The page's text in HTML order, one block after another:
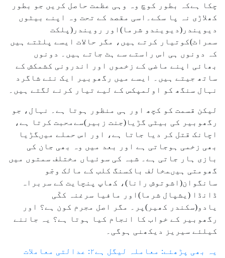
چکا ہےکہ بطور کوچ وہ وہی عظمت حاصل کریں جو بطور
کھلاڑی نہ پا سکے۔اسی مقصد کے تحت وہ اپنے بیٹوں
دیویندر(دیویندو شرما)اور رویندر(پلکت
سمراٹ)کوتیار کرتے ہیں، مگر حالات ایسے پلٹتے ہیں
کہ دونوں ہی اس راستے سے ہٹ جاتے ہیں۔ دونوں
بھائی اپنے ماضی کے زخموں اور اندرونی کشمکش کے
ساتھ جیتے ہیں۔ ایسے میں رگھوبیر ایک نئے شاگرد
نہال سنگھ کو اولمپکس کے لیے تیار کرنے لگتے ہیں۔
لیکن قسمت کو کچھ اور ہی منظور ہوتا ہے۔ نہال، جو
رگھوبیر کی بیٹی گڑیا(جنت زبیر)سےمحبت کرتا ہے،
اچانک قتل کر دیا جاتا ہے، اور اس حملے میںگڑیا
بھی زخمی ہوجاتی ہے اور بعد میں وہ بھی جان کی
بازی ہار جاتی ہے۔ شبہ کی سوئیاں مختلف سمتوں میں
گھومتی ہیںمخالف باکسنگ کلب کے مالک وجّو
سانگوان(اشوتوش رانا)، کھاپ پنچایت کے سربراہ
ڈانڈا (یشپال شرما)اور مافیا سرغنہ ککّی
یادو(سکندر کھیر)پر۔ مگر اصل مجرم کون ہے؟ اور
رگھوبیر کے خواب کا انجام کیا ہوتا ہے؟ یہ جاننے
کیلئے سیریز دیکھنی ہوگی۔
یہ بھی پڑھئے: معاملہ لیگل ہے۲: عدالتی معاملات